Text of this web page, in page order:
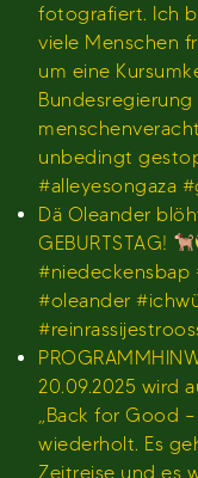
fotografiert. Ich
viele Menschen
um eine
unbedingt
#alleyesongaza
Dä Oleander
GEBURTSTAG!
#oleander
20.09.2025 wird
„Back for Good
wiederholt. Es
Zeitreise und es